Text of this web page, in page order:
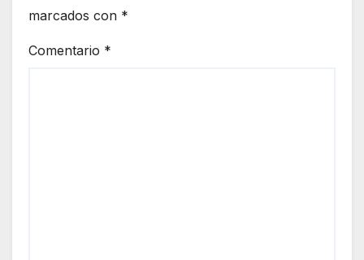
marcados con *
Comentario *